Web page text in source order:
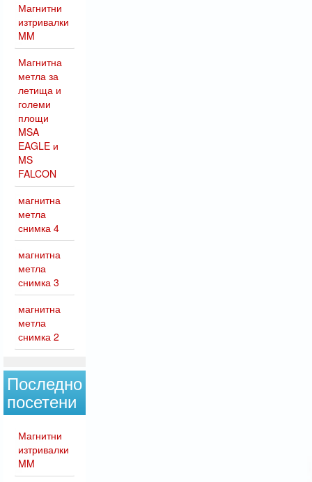
Магнитни
изтривалки
MM
Магнитна
метла за
летища и
големи
площи
MSA
EAGLE и
MS
FALCON
магнитна
метла
снимка 4
магнитна
метла
снимка 3
магнитна
метла
снимка 2
Последно
посетени
Магнитни
изтривалки
MM